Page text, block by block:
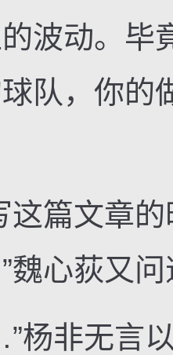
波动。毕
队，你的
篇文章的
魏心荻又
非无言以